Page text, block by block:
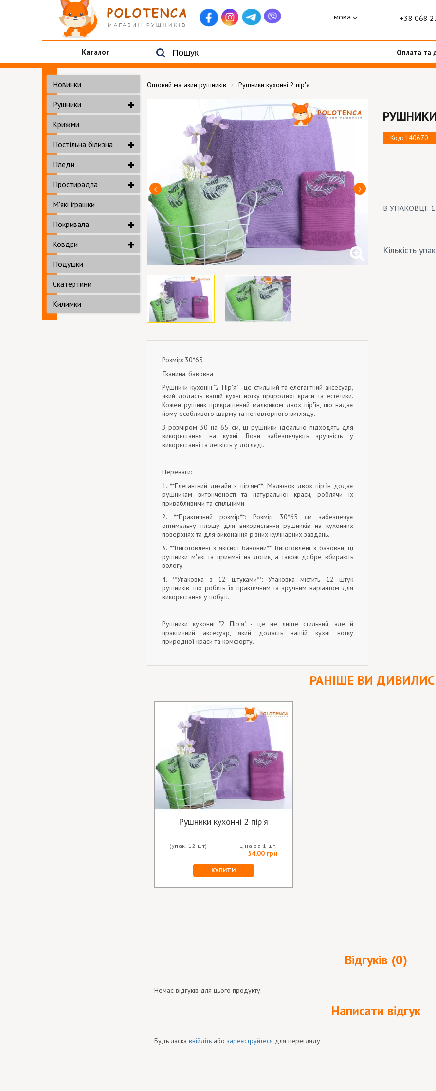
мова +38 068
Каталог Оплата та
Новинки
Рушники
Крижми
Постільна білизна
Пледи
Простирадла
М'які іграшки
Покривала
Ковдри
Подушки
Скатертини
Килимки
Оптовий магазин рушників Рушники кухонні 2 пір'я
Розмір: 30*65
Тканина: бавовна
Рушники кухонні "2 Пір'я" - це стильний та елегантний аксесуар,
який додасть вашій кухні нотку природної краси та естетики.
Кожен рушник прикрашений малюнком двох пір'їн, що надає
йому особливого шарму та неповторного вигляду.
З розміром 30 на 65 см, ці рушники ідеально підходять для
використання на кухні. Вони забезпечують зручність у
використанні та легкість у догляді.
Переваги:
1. **Елегантний дизайн з пір'ям**: Малюнок двох пір'їн додає
рушникам витонченості та натуральної краси, роблячи їх
привабливими та стильними.
2. **Практичний розмір**: Розмір 30*65 см забезпечує
оптимальну площу для використання рушників на кухонних
поверхнях та для виконання різних кулінарних завдань.
3. **Виготовлені з якісної бавовни**: Виготовлені з бавовни, ці
рушники м'які та приємні на дотик, а також добре вбирають
вологу.
4. **Упаковка з 12 штуками**: Упаковка містить 12 штук
рушників, що робить їх практичним та зручним варіантом для
використання у побуті.
Рушники кухонні "2 Пір'я" - це не лише стильний, але й
практичний аксесуар, який додасть вашій кухні нотку
природної краси та комфорту.
Код: 140670
В УПАКОВЦІ:
Кількість
РАНІШЕ ВИ
Рушники кухонні 2 пір'я
(упак. 12 шт) ціна за 1 шт.
54.00 грн
КУПИТИ
Відгуків (0)
Немає відгуків для цього продукту.
Написати відгук
Будь ласка ввійдіть або зареєструйтеся для перегляду